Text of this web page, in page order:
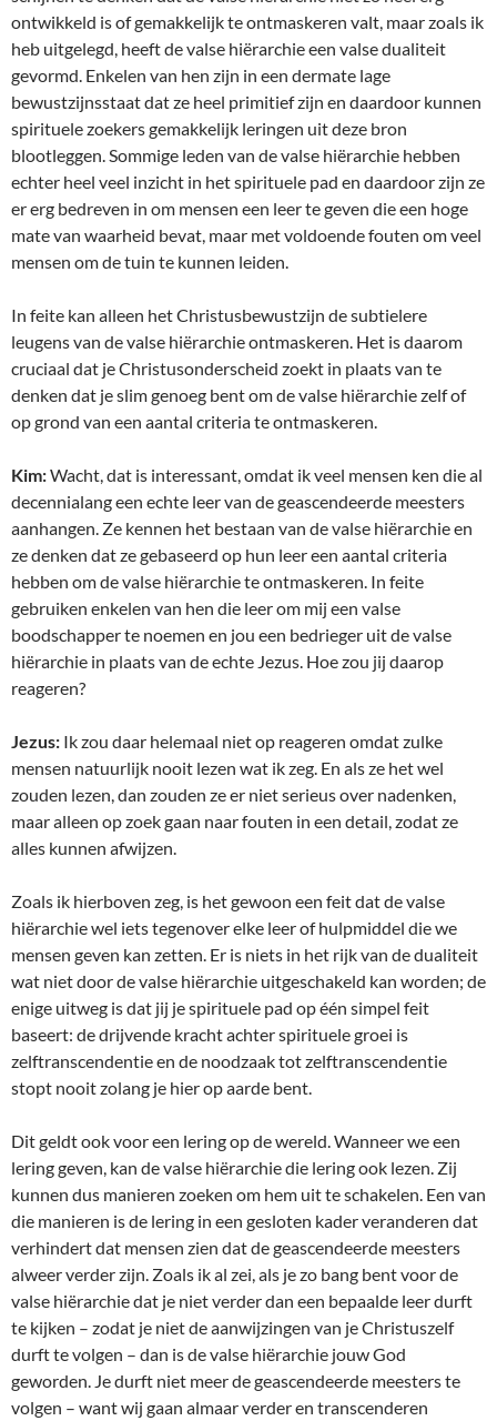
ontwikkeld is of gemakkelijk te ontmaskeren valt, maar zoals ik
heb uitgelegd, heeft de valse hiërarchie een valse dualiteit
gevormd. Enkelen van hen zijn in een dermate lage
bewustzijnsstaat dat ze heel primitief zijn en daardoor kunnen
spirituele zoekers gemakkelijk leringen uit deze bron
blootleggen. Sommige leden van de valse hiërarchie hebben
echter heel veel inzicht in het spirituele pad en daardoor zijn ze
er erg bedreven in om mensen een leer te geven die een hoge
mate van waarheid bevat, maar met voldoende fouten om veel
mensen om de tuin te kunnen leiden.
In feite kan alleen het Christusbewustzijn de subtielere
leugens van de valse hiërarchie ontmaskeren. Het is daarom
cruciaal dat je Christusonderscheid zoekt in plaats van te
denken dat je slim genoeg bent om de valse hiërarchie zelf of
op grond van een aantal criteria te ontmaskeren.
Kim:Wacht, dat is interessant, omdat ik veel mensen ken die al
decennialang een echte leer van de geascendeerde meesters
aanhangen. Ze kennen het bestaan van de valse hiërarchie en
ze denken dat ze gebaseerd op hun leer een aantal criteria
hebben om de valse hiërarchie te ontmaskeren. In feite
gebruiken enkelen van hen die leer om mij een valse
boodschapper te noemen en jou een bedrieger uit de valse
hiërarchie in plaats van de echte Jezus. Hoe zou jij daarop
reageren?
Jezus: Ik zou daar helemaal niet op reageren omdat zulke
mensen natuurlijk nooit lezen wat ik zeg. En als ze het wel
zouden lezen, dan zouden ze er niet serieus over nadenken,
maar alleen op zoek gaan naar fouten in een detail, zodat ze
alles kunnen afwijzen.
Zoals ik hierboven zeg, is het gewoon een feit dat de valse
hiërarchie wel iets tegenover elke leer of hulpmiddel die we
mensen geven kan zetten. Er is niets in het rijk van de dualiteit
wat niet door de valse hiërarchie uitgeschakeld kan worden; de
enige uitweg is dat jij je spirituele pad op één simpel feit
baseert: de drijvende kracht achter spirituele groei is
zelftranscendentie en de noodzaak tot zelftranscendentie
stopt nooit zolang je hier op aarde bent.
Dit geldt ook voor een lering op de wereld. Wanneer we een
lering geven, kan de valse hiërarchie die lering ook lezen. Zij
kunnen dus manieren zoeken om hem uit te schakelen. Een van
die manieren is de lering in een gesloten kader veranderen dat
verhindert dat mensen zien dat de geascendeerde meesters
alweer verder zijn. Zoals ik al zei, als je zo bang bent voor de
valse hiërarchie dat je niet verder dan een bepaalde leer durft
te kijken – zodat je niet de aanwijzingen van je Christuszelf
durft te volgen – dan is de valse hiërarchie jouw God
geworden. Je durft niet meer de geascendeerde meesters te
volgen – want wij gaan almaar verder en transcenderen